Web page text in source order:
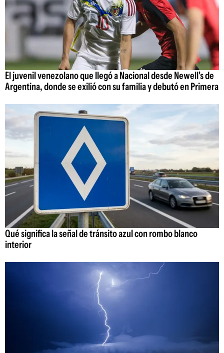
El juvenil venezolano que llegó a Nacional desde Newell's de
Argentina, donde se exilió con su familia y debutó en Primera
Qué significa la señal de tránsito azul con rombo blanco
interior